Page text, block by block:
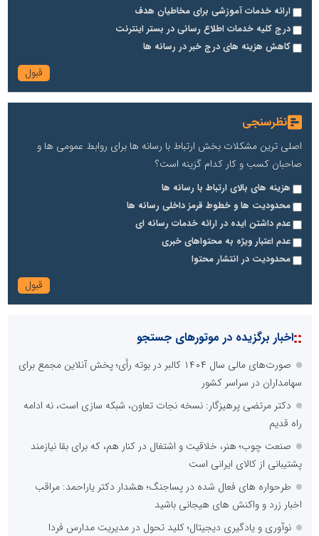
ارائه خدمات آموزشی برای مخاطیان هدف
درج کلیه خدمات اطلاع رسانی در بستر اینترنت
کاهش هزینه های درج خبر در رسانه ها
نظرسنجی
اصلی ترین مشکلات بخش ارتباط با رسانه ها برای روابط عمومی ها و
صاحبان کسب و کار کدام گزینه است؟
هزینه های بالای ارتباط با رسانه ها
محدودیت ها و خطوط قرمز داخلی رسانه ها
عدم داشتن ایده در ارائه خدمات رسانه ای
عدم اعتبار ویژه به محتواهای خبری
محدودیت در انتشار محتوا
::اخبار برگزیده در موتورهای جستجو
صورت‌های مالی سال ۱۴۰۴ کالبر در بوته رأی؛ پخش آنلاین مجمع برای
سهامداران در سراسر کشور
دکتر مرتضی پرهیزگار: نسخه نجات تعاون، شبکه سازی است، نه ادامه
راه قدیم
صنعت چوب؛ هنر، خلاقیت و اشتغال در کنار هم، که برای بقا نیازمند
پشتیبانی از کالای ایرانی است
طرحواره های فعال شده در پساجنگ؛ هشدار دکتر یاراحمد: مراقب
اخبار زرد و واکنش های هیجانی باشید
نوآوری و یادگیری دیجیتال؛ کلید تحول در مدیریت مدارس فردا